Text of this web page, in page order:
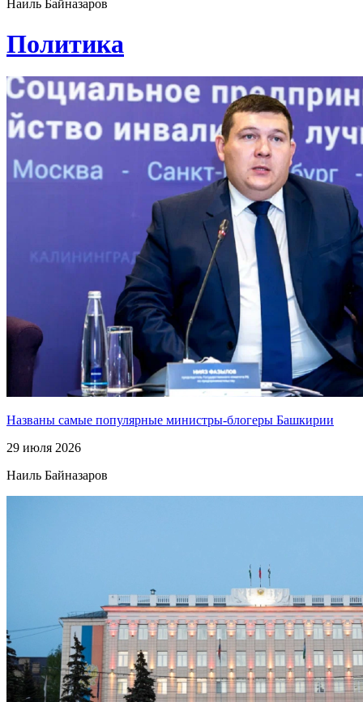
Наиль Байназаров
Политика
Названы самые популярные министры-блогеры Башкирии
29 июля 2026
Наиль Байназаров